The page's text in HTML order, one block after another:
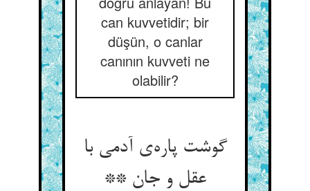
can kuvvetidir; bir
düşün, o canlar
canının kuvveti ne
olabilir?
گوشت پاره‌‌ی آدمی با
عقل و جان **